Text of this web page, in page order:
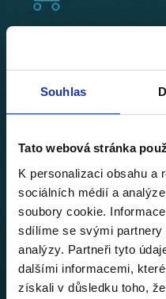
Souhlas
Tato webová stránka
K personalizaci obsahu a
sociálních médií a
soubory cookie.
sdílíme se svými
analýzy. Partneři tyto
dalšími informacemi,
získali v důsledku toho,
Plaťte jen za
Cenový model se
ve vzdělávání vzniká
využívat buď plnou